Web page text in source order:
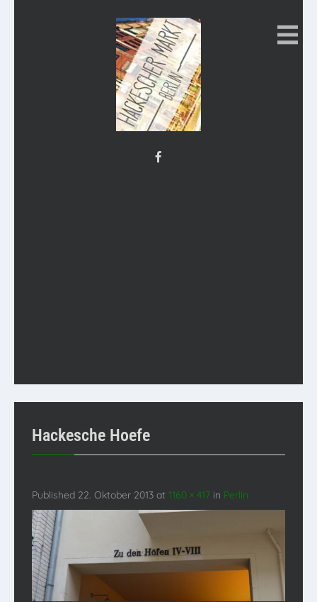
Hackesche Hoefe
Published 22. Oktober 2013 at 1160 × 417 in Perlin